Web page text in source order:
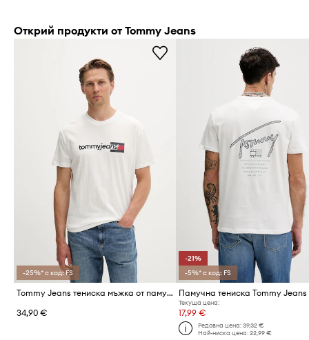
Открий продукти от Tommy Jeans
-25%* с код: FS
Tommy Jeans тениска мъжка от памук
34,90 €
-21%
-5%* с код: FS
Памучна тениска Tommy Jeans
Текуща цена:
17,99 €
Редовна цена: 39,32 €
Най-ниска цена: 22,99 €